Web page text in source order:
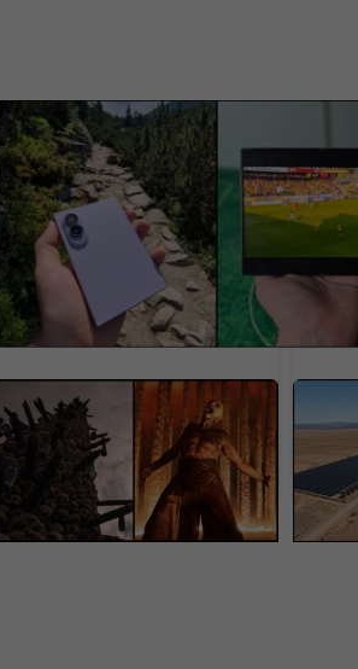
RECENZIA
Samsung vyrobil takmer
najlepší smartfón. Pokazil ho však
najdôležitejším (RECENZIA)
Nedocenený klenot práve
dorazil online aj s
dabingom. Na jednom
mieste sú všetky filmy